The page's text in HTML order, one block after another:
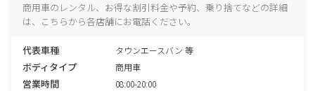
商用車のレンタル、お得な割引料金や予約、乗り捨てなどの詳細
は、こちらから各店舗にお電話ください。
代表車種 タウンエースバン 等
ボディタイプ 商用車
営業時間 08:00-20:00